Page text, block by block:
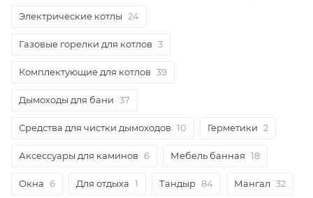
Электрические котлы 24
Газовые горелки для котлов 3
Комплектующие для котлов 39
Дымоходы для бани 37
Средства для чистки дымоходов 10 Герметики 2
Аксессуары для каминов 6 Мебель банная 18
Окна 6 Для отдыха 1 Тандыр 84 Мангал 32